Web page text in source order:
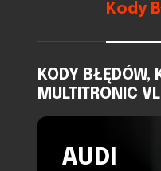
Kody
KODY BŁĘDÓW,
MULTITRONIC
AUDI